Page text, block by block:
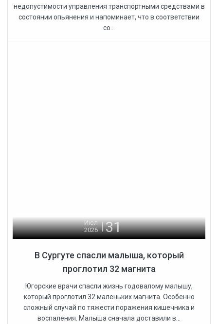
недопустимости управления транспортными средствами в
состоянии опьянения и напоминает, что в соответствии
со...
Июл
2026
31
В Сургуте спасли малыша, который
проглотил 32 магнита
Югорские врачи спасли жизнь годовалому малышу,
который проглотил 32 маленьких магнита. Особенно
сложный случай по тяжести поражения кишечника и
воспаления. Малыша сначала доставили в...